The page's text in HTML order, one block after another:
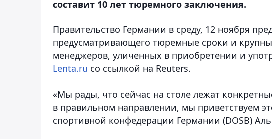
составит 10 лет тюремного заключения.
Правительство Германии в среду, 12 ноября
предусматривающего тюремные сроки и
менеджеров, уличенных в приобретении и
Lenta.ru со ссылкой на Reuters.
«Мы рады, что сейчас на столе лежат
в правильном направлении, мы приветствуем
спортивной конфедерации Германии (DOSB)